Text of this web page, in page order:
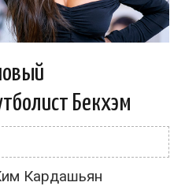
Бекхэм
Кардашьян